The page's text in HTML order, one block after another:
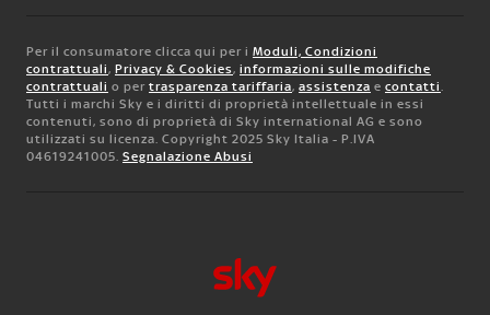
Per il consumatore clicca qui per i Moduli, Condizioni
contrattuali, Privacy & Cookies, informazioni sulle modifiche
contrattuali o per trasparenza tariffaria, assistenza e contatti.
Tutti i marchi Sky e i diritti di proprietà intellettuale in essi
contenuti, sono di proprietà di Sky international AG e sono
utilizzati su licenza. Copyright 2025 Sky Italia - P.IVA
04619241005. Segnalazione Abusi